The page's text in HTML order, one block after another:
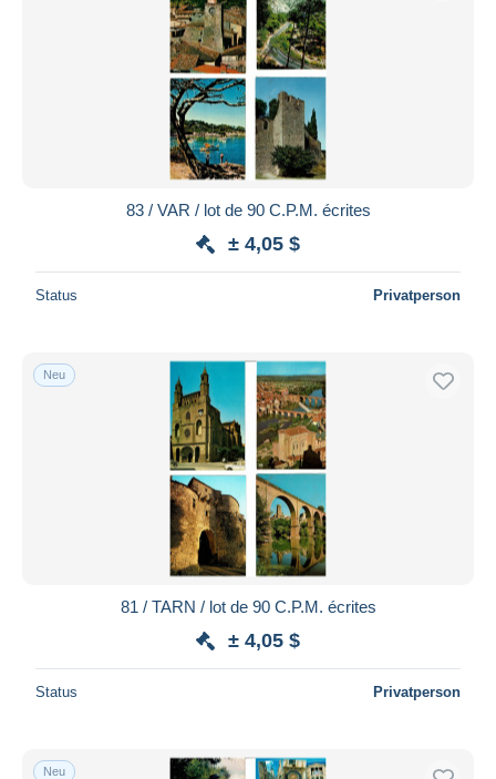
83 / VAR / lot de 90 C.P.M. écrites
± 4,05 $
Status Privatperson
Neu
81 / TARN / lot de 90 C.P.M. écrites
± 4,05 $
Status Privatperson
Neu